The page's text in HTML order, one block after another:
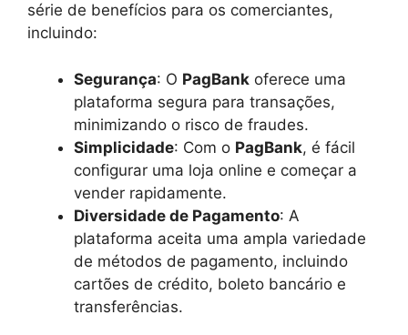
série de benefícios para os comerciantes,
incluindo:
Segurança: O PagBank oferece uma
plataforma segura para transações,
minimizando o risco de fraudes.
Simplicidade: Com o PagBank, é fácil
configurar uma loja online e começar a
vender rapidamente.
Diversidade de Pagamento: A
plataforma aceita uma ampla variedade
de métodos de pagamento, incluindo
cartões de crédito, boleto bancário e
transferências.